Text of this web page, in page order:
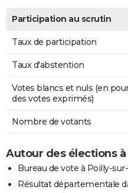
Participation au scrutin
Taux de participation
Taux d'abstention
Votes blancs et nuls (en
des votes exprimés)
Nombre de votants
Autour des élections
Bureau de vote à Poilly-
Résultat départementale